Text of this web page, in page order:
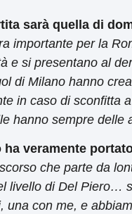
sarà quella di
importante per la
e si presentano al
di Milano hanno
in caso di sconfitta
hanno sempre delle
ha veramente
che parte da
livello di Del Piero…
una con me, e